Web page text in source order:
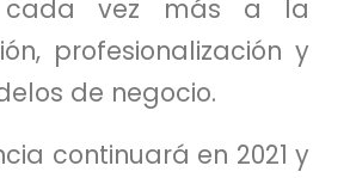
cada vez más a la
profesionalización y
de negocio.
continuará en 2021 y